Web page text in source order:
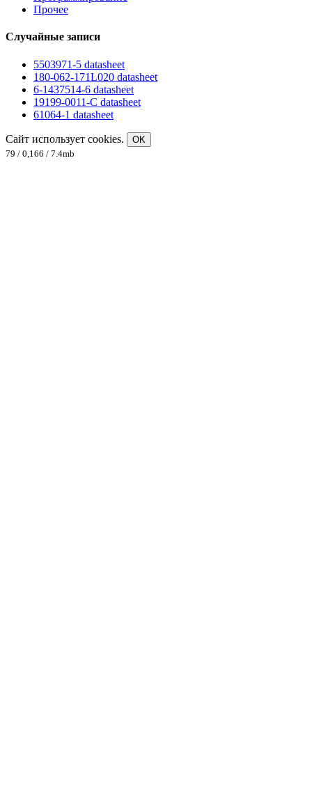
Прочее
Случайные записи
5503971-5 datasheet
180-062-171L020 datasheet
6-1437514-6 datasheet
19199-0011-C datasheet
61064-1 datasheet
Сайт использует cookies.
OK
79 / 0,166 / 7.4mb